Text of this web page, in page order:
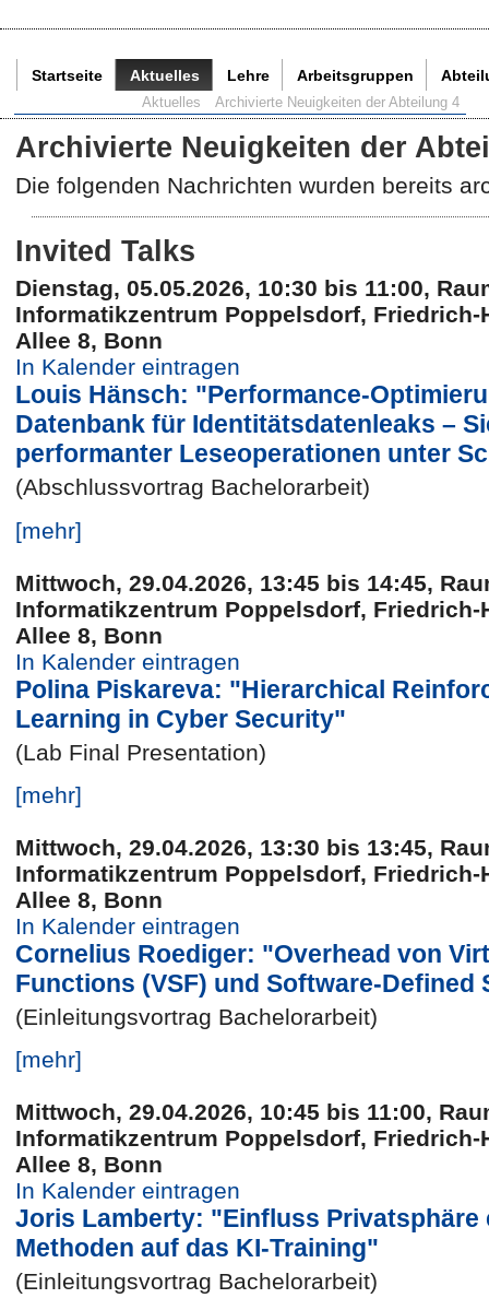
Startseite Aktuelles Lehre Arbeitsgruppen
Aktuelles Archivierte Neuigkeiten der Abteilung 4
Archivierte Neuigkeiten der
Die folgenden Nachrichten wurden bereits
Invited Talks
Dienstag, 05.05.2026, 10:30 bis 11:00,
Informatikzentrum Poppelsdorf, Friedrich-
Allee 8, Bonn
In Kalender eintragen
Louis Hänsch: "Performance-
Datenbank für Identitätsdatenleaks –
performanter Leseoperationen unter
(Abschlussvortrag Bachelorarbeit)
[mehr]
Mittwoch, 29.04.2026, 13:45 bis 14:45,
Informatikzentrum Poppelsdorf, Friedrich-
Allee 8, Bonn
In Kalender eintragen
Polina Piskareva: "Hierarchical
Learning in Cyber Security"
(Lab Final Presentation)
[mehr]
Mittwoch, 29.04.2026, 13:30 bis 13:45,
Informatikzentrum Poppelsdorf, Friedrich-
Allee 8, Bonn
In Kalender eintragen
Cornelius Roediger: "Overhead von
Functions (VSF) und Software-Defined
(Einleitungsvortrag Bachelorarbeit)
[mehr]
Mittwoch, 29.04.2026, 10:45 bis 11:00,
Informatikzentrum Poppelsdorf, Friedrich-
Allee 8, Bonn
In Kalender eintragen
Joris Lamberty: "Einfluss Privatsphäre
Methoden auf das KI-Training"
(Einleitungsvortrag Bachelorarbeit)